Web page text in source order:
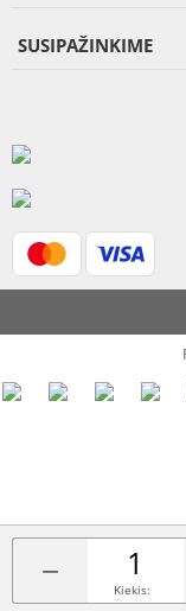
− Kiekis:
SUSIPAŽINKIME